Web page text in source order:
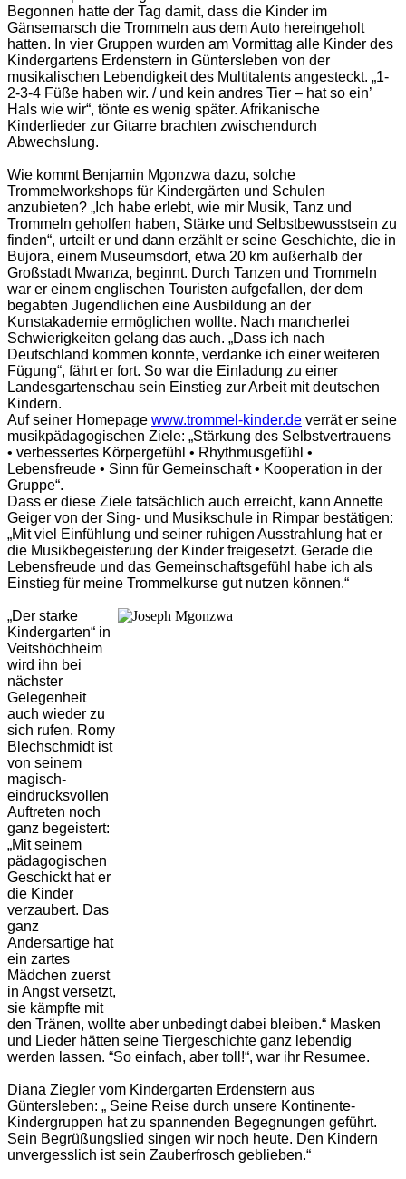
Begonnen hatte der Tag damit, dass die Kinder im
Gänsemarsch die Trommeln aus dem Auto hereingeholt
hatten. In vier Gruppen wurden am Vormittag alle Kinder des
Kindergartens Erdenstern in Güntersleben von der
musikalischen Lebendigkeit des Multitalents angesteckt. „1-
2-3-4 Füße haben wir. / und kein andres Tier – hat so ein’
Hals wie wir“, tönte es wenig später. Afrikanische
Kinderlieder zur Gitarre brachten zwischendurch
Abwechslung.
Wie kommt Benjamin Mgonzwa dazu, solche
Trommelworkshops für Kindergärten und Schulen
anzubieten? „Ich habe erlebt, wie mir Musik, Tanz und
Trommeln geholfen haben, Stärke und Selbstbewusstsein zu
finden“, urteilt er und dann erzählt er seine Geschichte, die in
Bujora, einem Museumsdorf, etwa 20 km außerhalb der
Großstadt Mwanza, beginnt. Durch Tanzen und Trommeln
war er einem englischen Touristen aufgefallen, der dem
begabten Jugendlichen eine Ausbildung an der
Kunstakademie ermöglichen wollte. Nach mancherlei
Schwierigkeiten gelang das auch. „Dass ich nach
Deutschland kommen konnte, verdanke ich einer weiteren
Fügung“, fährt er fort. So war die Einladung zu einer
Landesgartenschau sein Einstieg zur Arbeit mit deutschen
Kindern.
Auf seiner Homepage www.trommel-kinder.de verrät er seine
musikpädagogischen Ziele: „Stärkung des Selbstvertrauens
• verbessertes Körpergefühl • Rhythmusgefühl •
Lebensfreude • Sinn für Gemeinschaft • Kooperation in der
Gruppe“.
Dass er diese Ziele tatsächlich auch erreicht, kann Annette
Geiger von der Sing- und Musikschule in Rimpar bestätigen:
„Mit viel Einfühlung und seiner ruhigen Ausstrahlung hat er
die Musikbegeisterung der Kinder freigesetzt. Gerade die
Lebensfreude und das Gemeinschaftsgefühl habe ich als
Einstieg für meine Trommelkurse gut nutzen können.“
„Der starke
Kindergarten“ in
Veitshöchheim
wird ihn bei
nächster
Gelegenheit
auch wieder zu
sich rufen. Romy
Blechschmidt ist
von seinem
magisch-
eindrucksvollen
Auftreten noch
ganz begeistert:
„Mit seinem
pädagogischen
Geschickt hat er
die Kinder
verzaubert. Das
ganz
Andersartige hat
ein zartes
Mädchen zuerst
in Angst versetzt,
sie kämpfte mit
den Tränen, wollte aber unbedingt dabei bleiben.“ Masken
und Lieder hätten seine Tiergeschichte ganz lebendig
werden lassen. “So einfach, aber toll!“, war ihr Resumee.
Diana Ziegler vom Kindergarten Erdenstern aus
Güntersleben: „ Seine Reise durch unsere Kontinente-
Kindergruppen hat zu spannenden Begegnungen geführt.
Sein Begrüßungslied singen wir noch heute. Den Kindern
unvergesslich ist sein Zauberfrosch geblieben.“